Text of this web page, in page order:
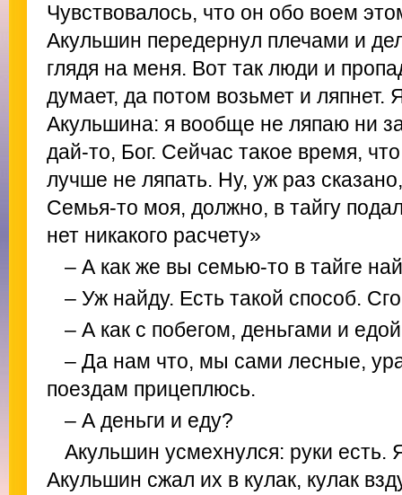
Чувствовалось, что он обо воем
Акульшин передернул плечами и
глядя на меня. Вот так люди и
думает, да потом возьмет и ляпнет.
Акульшина: я вообще не ляпаю ни
дай-то, Бог. Сейчас такое время,
лучше не ляпать. Ну, уж раз
Семья-то моя, должно, в тайгу
нет никакого расчету»
– А как же вы семью-то в тайге
– Уж найду. Есть такой способ.
– А как с побегом, деньгами и
– Да нам что, мы сами лесные,
поездам прицеплюсь.
– А деньги и еду?
Акульшин усмехнулся: руки есть.
Акульшин сжал их в кулак, кулак